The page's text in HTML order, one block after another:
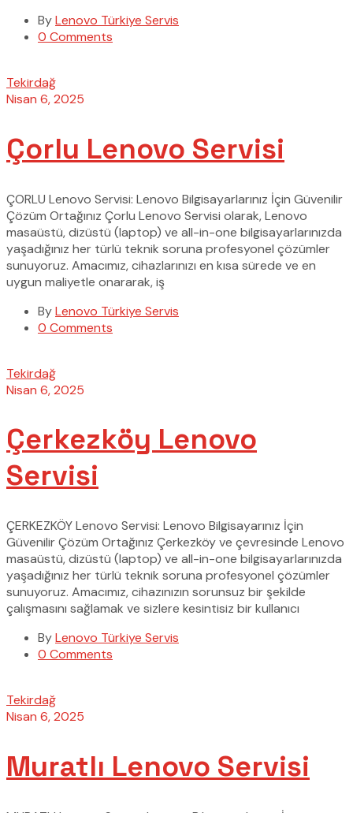
ByLenovo Türkiye Servis
0 Comments
Tekirdağ
Nisan 6, 2025
Çorlu Lenovo Servisi
ÇORLU Lenovo Servisi: Lenovo Bilgisayarlarınız İçin Güvenilir
Çözüm Ortağınız Çorlu Lenovo Servisi olarak, Lenovo
masaüstü, dizüstü (laptop) ve all-in-one bilgisayarlarınızda
yaşadığınız her türlü teknik soruna profesyonel çözümler
sunuyoruz. Amacımız, cihazlarınızı en kısa sürede ve en
uygun maliyetle onararak, iş
ByLenovo Türkiye Servis
0 Comments
Tekirdağ
Nisan 6, 2025
Çerkezköy Lenovo
Servisi
ÇERKEZKÖY Lenovo Servisi: Lenovo Bilgisayarınız İçin
Güvenilir Çözüm Ortağınız Çerkezköy ve çevresinde Lenovo
masaüstü, dizüstü (laptop) ve all-in-one bilgisayarlarınızda
yaşadığınız her türlü teknik soruna profesyonel çözümler
sunuyoruz. Amacımız, cihazınızın sorunsuz bir şekilde
çalışmasını sağlamak ve sizlere kesintisiz bir kullanıcı
ByLenovo Türkiye Servis
0 Comments
Tekirdağ
Nisan 6, 2025
Muratlı Lenovo Servisi